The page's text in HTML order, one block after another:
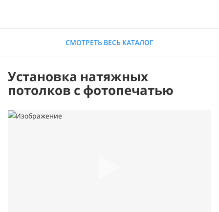
СМОТРЕТЬ ВЕСЬ КАТАЛОГ
Установка натяжных
потолков с фотопечатью